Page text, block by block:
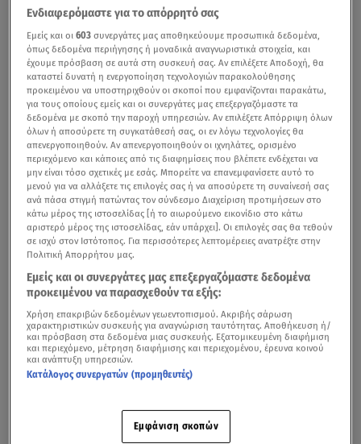
Ενδιαφερόμαστε για το απόρρητό σας
Εμείς και οι603 συνεργάτες μας αποθηκεύουμε προσωπικά δεδομένα,
όπως δεδομένα περιήγησης ή μοναδικά αναγνωριστικά στοιχεία, και
έχουμε πρόσβαση σε αυτά στη συσκευή σας. Αν επιλέξετε Αποδοχή, θα
καταστεί δυνατή η ενεργοποίηση τεχνολογιών παρακολούθησης
προκειμένου να υποστηριχθούν οι σκοποί που εμφανίζονται παρακάτω,
για τους οποίους εμείς και οι συνεργάτες μας επεξεργαζόμαστε τα
δεδομένα με σκοπό την παροχή υπηρεσιών. Αν επιλέξετε Απόρριψη όλων
όλων ή αποσύρετε τη συγκατάθεσή σας, οι εν λόγω τεχνολογίες θα
απενεργοποιηθούν. Αν απενεργοποιηθούν οι ιχνηλάτες, ορισμένο
περιεχόμενο και κάποιες από τις διαφημίσεις που βλέπετε ενδέχεται να
μην είναι τόσο σχετικές με εσάς. Μπορείτε να επανεμφανίσετε αυτό το
μενού για να αλλάξετε τις επιλογές σας ή να αποσύρετε τη συναίνεσή σας
ανά πάσα στιγμή πατώντας τον σύνδεσμο Διαχείριση προτιμήσεων στο
κάτω μέρος της ιστοσελίδας [ή το αιωρούμενο εικονίδιο στο κάτω
αριστερό μέρος της ιστοσελίδας, εάν υπάρχει]. Οι επιλογές σας θα τεθούν
σε ισχύ στον Ιστότοπος. Για περισσότερες λεπτομέρειες ανατρέξτε στην
Πολιτική Απορρήτου μας.
Εμείς και οι συνεργάτες μας επεξεργαζόμαστε δεδομένα
προκειμένου να παρασχεθούν τα εξής:
Χρήση επακριβών δεδομένων γεωεντοπισμού. Ακριβής σάρωση
χαρακτηριστικών συσκευής για αναγνώριση ταυτότητας. Αποθήκευση ή/
και πρόσβαση στα δεδομένα μιας συσκευής. Εξατομικευμένη διαφήμιση
και περιεχόμενο, μέτρηση διαφήμισης και περιεχομένου, έρευνα κοινού
και ανάπτυξη υπηρεσιών.
Κατάλογος συνεργατών (προμηθευτές)
Εμφάνιση σκοπών